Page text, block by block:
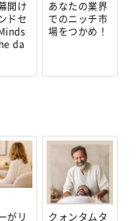
開け
ドセ
da
あなたの業界
でのニッチ市
場をつかめ！
がリ
クォンタムタ